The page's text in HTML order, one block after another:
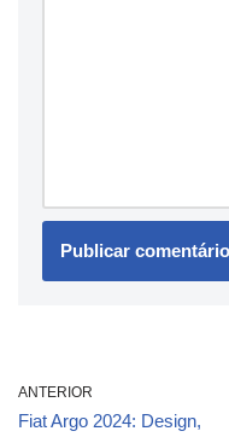
ANTERIOR
Fiat Argo 2024: Design,